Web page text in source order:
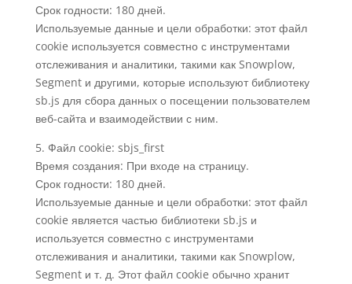
Срок годности: 180 дней.
Используемые данные и цели обработки: этот файл
cookie используется совместно с инструментами
отслеживания и аналитики, такими как Snowplow,
Segment и другими, которые используют библиотеку
sb.js для сбора данных о посещении пользователем
веб-сайта и взаимодействии с ним.
5. Файл cookie: sbjs_first
Время создания: При входе на страницу.
Срок годности: 180 дней.
Используемые данные и цели обработки: этот файл
cookie является частью библиотеки sb.js и
используется совместно с инструментами
отслеживания и аналитики, такими как Snowplow,
Segment и т. д. Этот файл cookie обычно хранит